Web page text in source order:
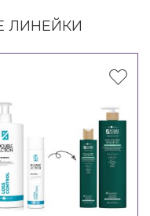
ЛИНЕЙКИ